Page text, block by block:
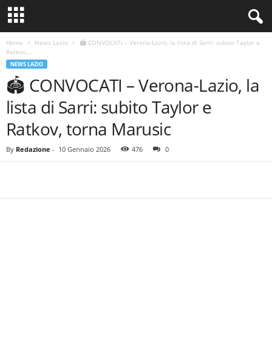
Home News Lazio
🏟️ CONVOCATI – Verona-Lazio, la lista di Sarri: subito Taylor e
Ratkov,...
NEWS LAZIO
🏟️ CONVOCATI – Verona-Lazio, la
lista di Sarri: subito Taylor e
Ratkov, torna Marusic
By Redazione - 10 Gennaio 2026 476 0